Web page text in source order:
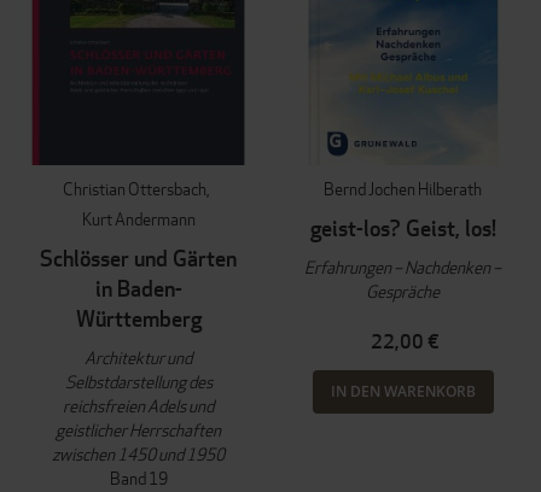
Christian Ottersbach
Kurt Andermann
Schlösser und Gärten
in Baden-
Württemberg
Architektur und
Selbstdarstellung des
reichsfreien Adels und
geistlicher Herrschaften
zwischen 1450 und 1950
Band 19
Bernd Jochen Hilberath
geist-los? Geist, los!
Erfahrungen – Nachdenken –
Gespräche
22,00 €
IN DEN WARENKORB